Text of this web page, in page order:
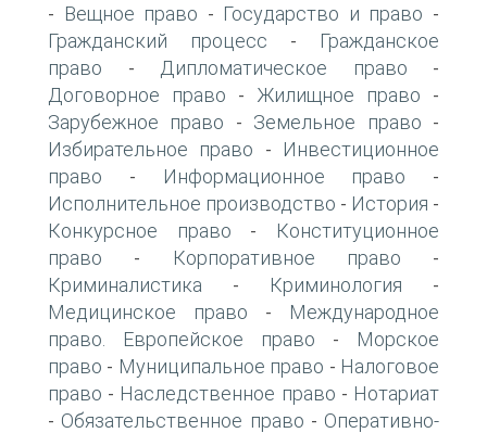
- Вещное право - Государство и право -
Гражданский процесс -
Гражданское
право - Дипломатическое право -
Договорное право - Жилищное право -
Зарубежное право - Земельное право -
Избирательное право -
Инвестиционное
право - Информационное право -
Исполнительное производство - История -
Конкурсное право -
Конституционное
право - Корпоративное право -
Криминалистика - Криминология -
Медицинское право -
Международное
право. Европейское право -
Морское
право - Муниципальное право - Налоговое
право - Наследственное право - Нотариат
- Обязательственное право - Оперативно-